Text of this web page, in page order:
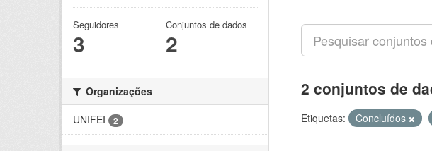
Seguidores
3
Conjuntos de dados
2
Organizações
UNIFEI
2
2 conjuntos de
Etiquetas: Concluídos